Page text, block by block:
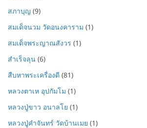
สภาบุญ (9)
สมเด็จนวม วัดอนงคาราม (1)
สมเด็จพระญาณสังวร (1)
สำเร็จลุน (6)
สืบหาพระเครื่องดี (81)
หลวงตาเห อุปกัมโม (1)
หลวงปู่ขาว อนาลโย (1)
หลวงปู่คำจันทร์ วัดบ้านเมย (1)